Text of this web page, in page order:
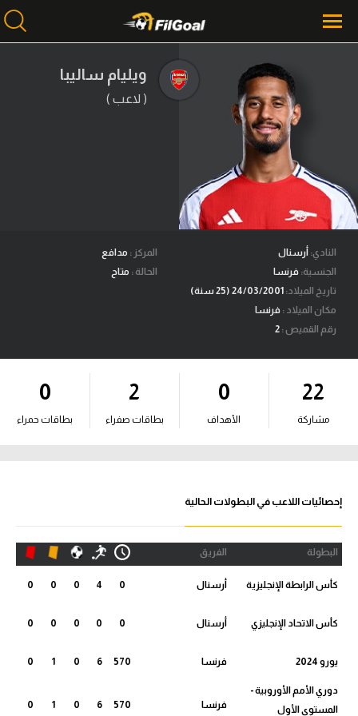
محتوى إخباري
الرئيسية
مباريات
ميركاتو
فانتازي في الجول
مسابقة التوقعات
فيديوهات
آراء حرة
ركن الألعاب
الدوري المصري
الدوري الإنجليزي الممتاز
الدوري الفرنسي
ويليام ساليبا
( لاعب )
النادي: أرسنال
الجنسية: فرنسا
تاريخ الميلاد:
مكان الميلاد : فرنسا
رقم القميص :
المركز : مدافع
الحالة : متاح
22
مشاركة
0
الأهداف
2
بطاقات صفراء
0
بطاقات حمراء
إحصائيات اللاعب في البطولات الحالية
البطولة الفريق
كأس الرابطة الإنجليزية أرسنال 0
4
0
0
0
كأس الاتحاد الإنجليزي أرسنال 0
0
0
0
0
يورو 2024 فرنسا 570
6
0
1
0
دوري الأمم الأوروبية -
المستوى الأول
فرنسا 570
6
0
1
0